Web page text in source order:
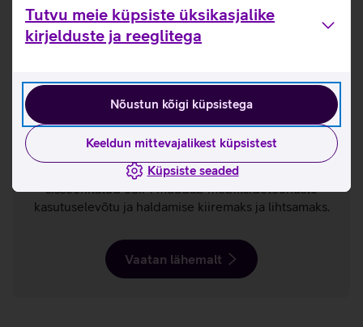
Tutvu meie küpsiste üksikasjalike
kirjelduste ja reeglitega
Nõustun kõigi küpsistega
Keeldun mittevajalikest küpsistest
Küpsiste seaded
Vaatan lähemalt
eSIM
Uue põlvkonna nutitelefonidesse ja arvutitesse
sisseehitatud eSIM muudab mobiilsideteenuste
kasutuselevõtu ja haldamise kiiremaks ja lihtsamaks.
Vaatan lähemalt